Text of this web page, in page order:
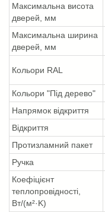
Максимальна висота
дверей, мм
Максимальна ширина
дверей, мм
Кольори RAL
Кольори "Під дерево"
Напрямок відкриття
Відкриття
Протизламний пакет
Ручка
Коефіцієнт
теплопровідності,
Вт/(м²·K)